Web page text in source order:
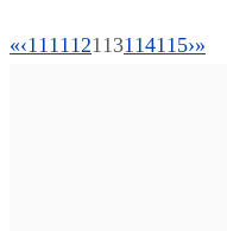
«‹111112113114115›»